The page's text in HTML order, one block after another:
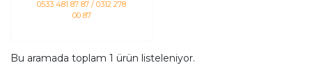
0533 481 87 87 / 0312 278
00 87
Bu aramada toplam 1 ürün listeleniyor.